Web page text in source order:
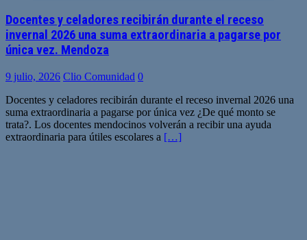
Docentes y celadores recibirán durante el receso
invernal 2026 una suma extraordinaria a pagarse por
única vez. Mendoza
9 julio, 2026 Clio Comunidad 0
Docentes y celadores recibirán durante el receso invernal 2026 una
suma extraordinaria a pagarse por única vez ¿De qué monto se
trata?. Los docentes mendocinos volverán a recibir una ayuda
extraordinaria para útiles escolares a […]